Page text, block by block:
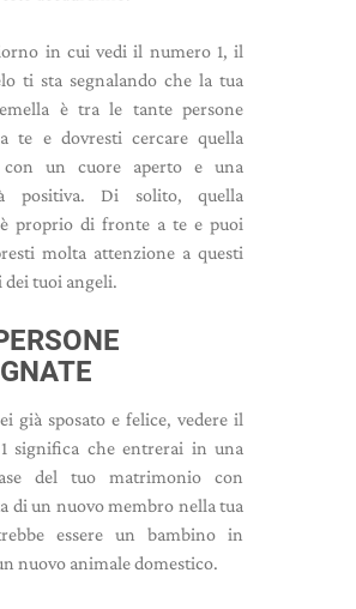
in cui vedi il numero 1, il
ti sta segnalando che la tua
è tra le tante persone
te e dovresti cercare quella
con un cuore aperto e una
positiva. Di solito, quella
proprio di fronte a te e puoi
molta attenzione a questi
dei tuoi angeli.
già sposato e felice, vedere il
significa che entrerai in una
del tuo matrimonio con
di un nuovo membro nella tua
essere un bambino in
nuovo animale domestico.